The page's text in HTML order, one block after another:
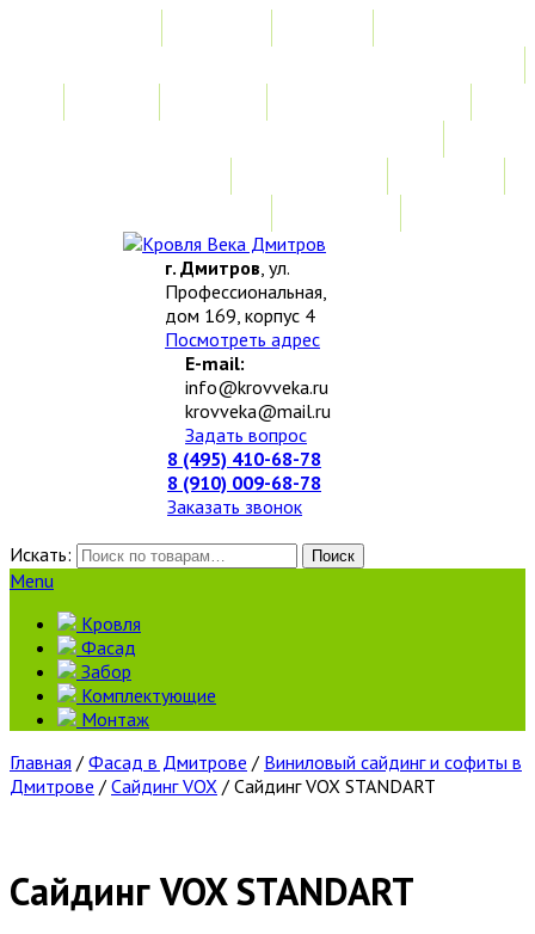
г. Дмитров, ул.
Профессиональная,
дом 169, корпус 4
Посмотреть адрес
E-mail:
info@krovveka.ru
krovveka@mail.ru
Задать вопрос
8 (495) 410-68-78
8 (910) 009-68-78
Заказать звонок
Искать:
Поиск
Menu
Кровля
Фасад
Забор
Комплектующие
Монтаж
Главная / Фасад в Дмитрове / Виниловый сайдинг и софиты в
Дмитрове / Сайдинг VOX / Сайдинг VOX STANDART
Сайдинг VOX STANDART